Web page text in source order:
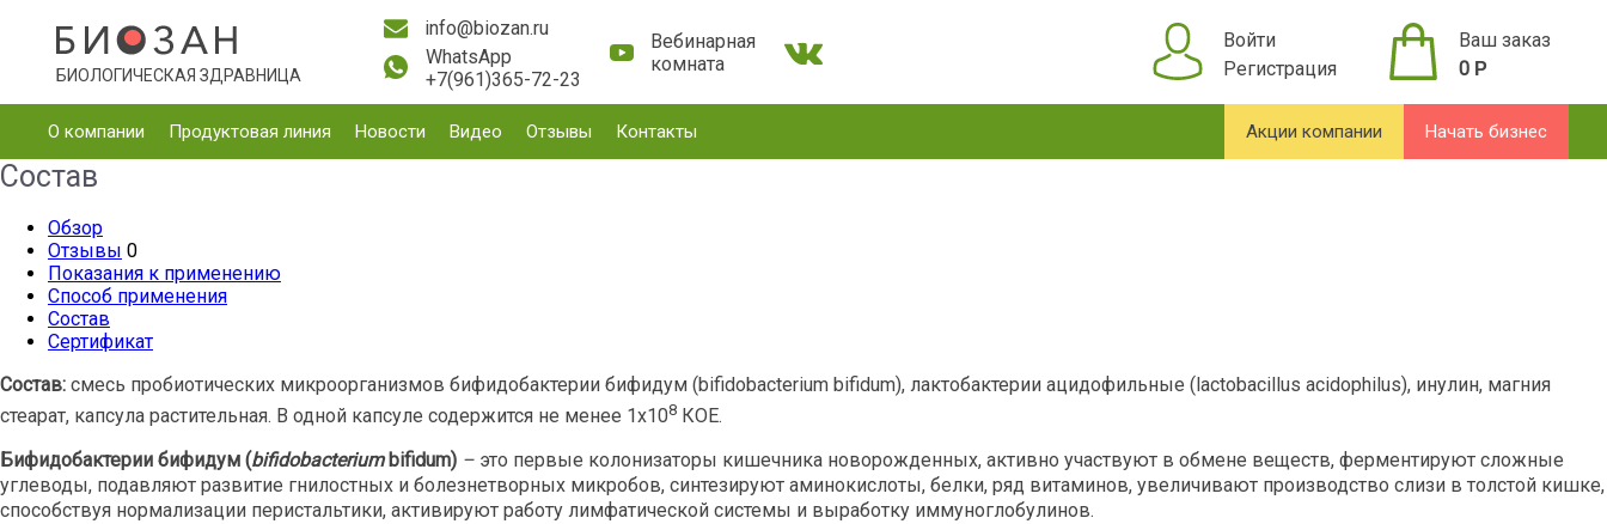
БИОЛОГИЧЕСКАЯ ЗДРАВНИЦА
info@biozan.ru
WhatsApp
+7(961)365-72-23
Вебинарная
комната
Ваш заказ
0 Р
Войти
Регистрация
О компании Продуктовая линия Новости Видео Отзывы Контакты Начать бизнес
Акции компании
Состав
Обзор
Отзывы 0
Показания к применению
Способ применения
Состав
Сертификат
Состав: смесь пробиотических микроорганизмов бифидобактерии бифидум (bifidobacterium bifidum), лактобактерии ацидофильные (lactobacillus acidophilus), инулин, магния
стеарат, капсула растительная. В одной капсуле содержится не менее 1х108 КОЕ.
Бифидобактерии бифидум (bifidobacteriumbifidum) – это первые колонизаторы кишечника новорожденных, активно участвуют в обмене веществ, ферментируют сложные
углеводы, подавляют развитие гнилостных и болезнетворных микробов, синтезируют аминокислоты, белки, ряд витаминов, увеличивают производство слизи в толстой кишке,
способствуя нормализации перистальтики, активируют работу лимфатической системы и выработку иммуноглобулинов.